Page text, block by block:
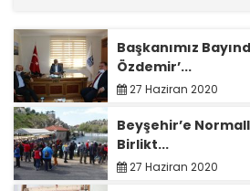
Başkanımız
Özdemir’...
27 Haziran 2020
Beyşehir’e
Birlikt...
27 Haziran 2020